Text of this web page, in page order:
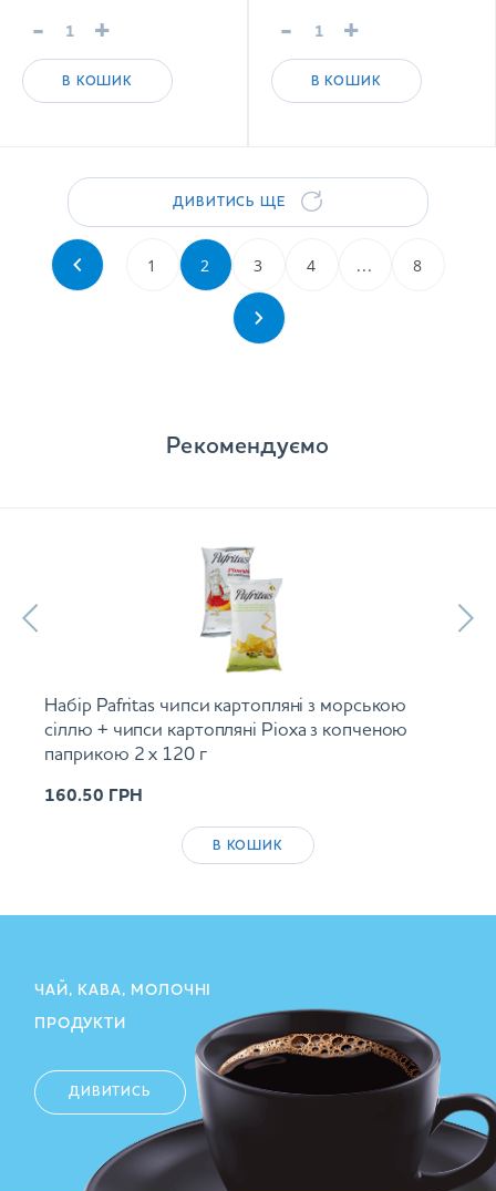
- +
В КОШИК
- +
В КОШИК
ДИВИТИСЬ ЩЕ
1 2 3 4 ... 8
Рекомендуємо
Набір Pafritas чипси картопляні з морською
сіллю + чипси картопляні Ріоха з копченою
паприкою 2 х 120 г
160.50 ГРН
В КОШИК
ЧАЙ, КАВА, МОЛОЧНІ
ПРОДУКТИ
ДИВИТИСЬ